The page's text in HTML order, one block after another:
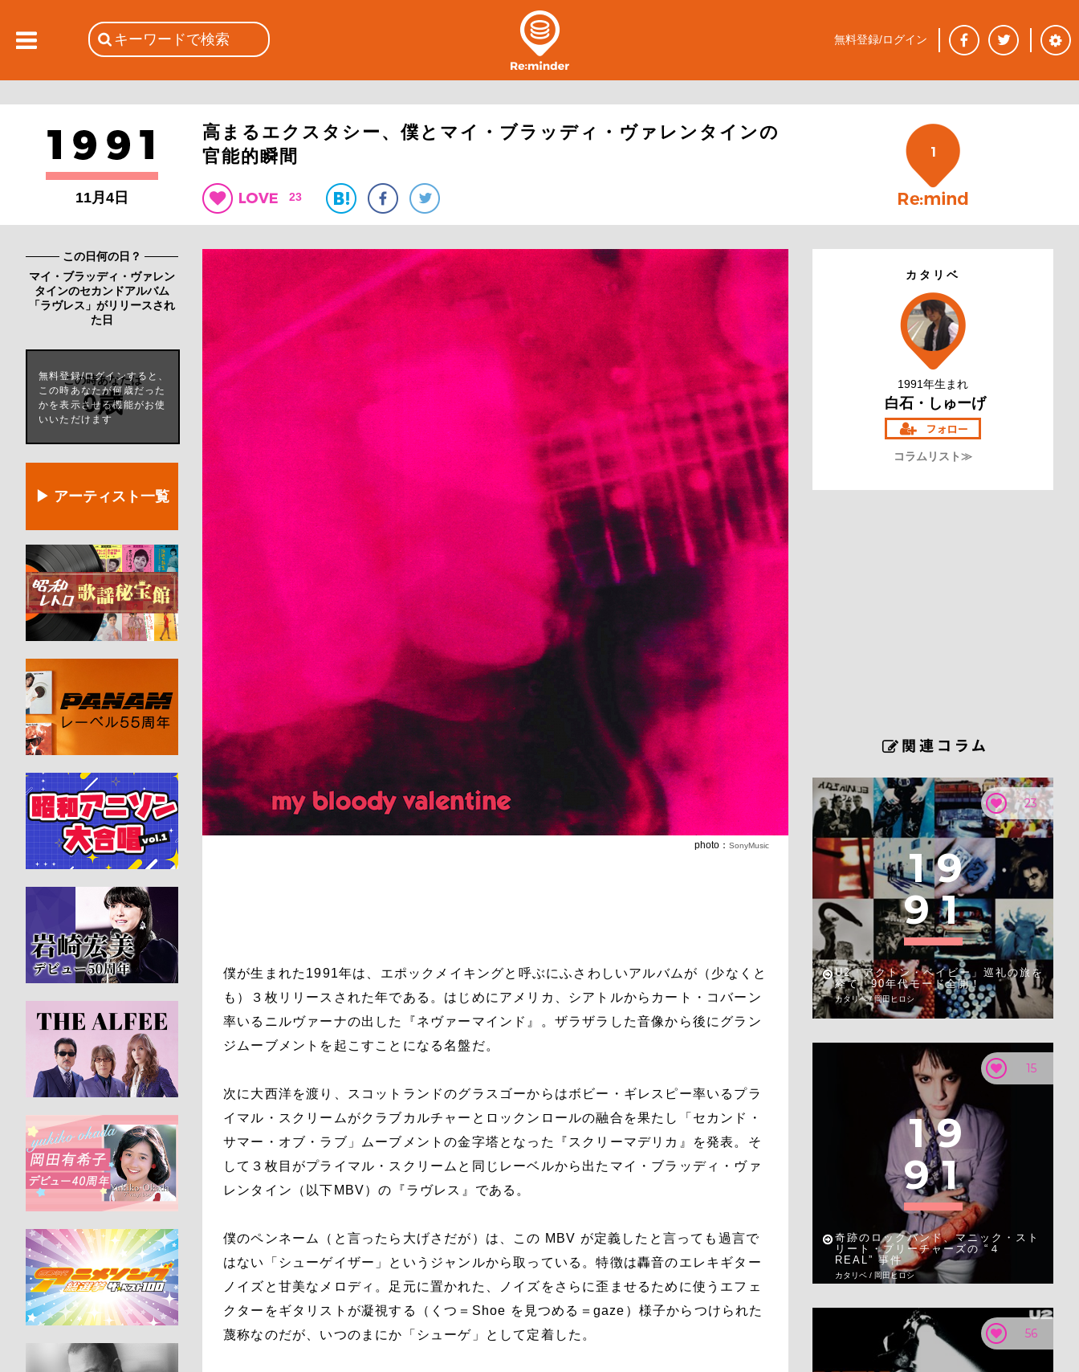
11月4日
高まるエクスタシー、僕とマイ・ブラッディ・ヴァレンタインの
官能的瞬間
23
1
この日何の日？
マイ・ブラッディ・ヴァレン
タインのセカンドアルバム
「ラヴレス」がリリースされ
た日
この時あなたは
0歳
無料登録/ログインすると、
この時あなたが何歳だった
かを表示させる機能がお使
いいただけます
▶ アーティスト一覧
photo： SonyMusic
僕が生まれた1991年は、エポックメイキングと呼ぶにふさわしいアルバムが（少なくと
も）３枚リリースされた年である。はじめにアメリカ、シアトルからカート・コバーン
率いるニルヴァーナの出した『ネヴァーマインド』。ザラザラした音像から後にグラン
ジムーブメントを起こすことになる名盤だ。
次に大西洋を渡り、スコットランドのグラスゴーからはボビー・ギレスピー率いるプラ
イマル・スクリームがクラブカルチャーとロックンロールの融合を果たし「セカンド・
サマー・オブ・ラブ」ムーブメントの金字塔となった『スクリーマデリカ』を発表。そ
して３枚目がプライマル・スクリームと同じレーベルから出たマイ・ブラッディ・ヴァ
レンタイン（以下MBV）の『ラヴレス』である。
僕のペンネーム（と言ったら大げさだが）は、この MBV が定義したと言っても過言で
はない「シューゲイザー」というジャンルから取っている。特徴は轟音のエレキギター
ノイズと甘美なメロディ。足元に置かれた、ノイズをさらに歪ませるために使うエフェ
クターをギタリストが凝視する（くつ＝Shoe を見つめる＝gaze）様子からつけられた
蔑称なのだが、いつのまにか「シューゲ」として定着した。
カタリベ
1991年生まれ
白石・しゅーげ
コラムリスト≫
23
1 9
9 1
U2「アクトン・ベイビー」巡礼の旅を
経て、90年代モード全開！
カタリベ / 岡田ヒロシ
15
1 9
9 1
奇跡のロックバンド、マニック・スト
リート・プリーチャーズの “４
REAL” 事件
カタリベ / 岡田ヒロシ
56
無料登録/ログイン